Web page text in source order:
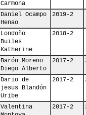
Carmona
Daniel Ocampo
Henao
2019-2
Londoño
Builes
Katherine
2018-2
Barón Moreno
Diego Alberto
2017-2
Dario de
jesus Blandón
Uribe
2017-2
Valentina
2017-2